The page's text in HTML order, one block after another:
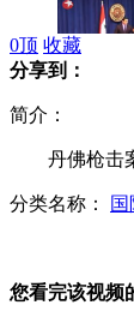
英出租
0顶 收藏
分享到：
简介：
丹佛枪击案
分类名称： 国
您看完该视频